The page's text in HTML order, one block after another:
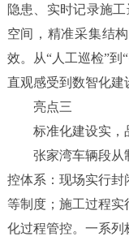
隐患、实时记录施
空间，精准采集结
效。从“人工巡检”
直观感受到数智化
亮点三
标准化建设实，
张家湾车辆段从
控体系：现场实行封
等制度；施工过程实
化过程管控。一系列